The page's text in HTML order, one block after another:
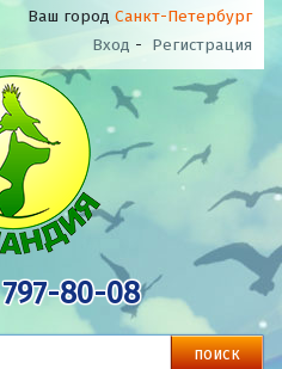
Ваш город Санкт-Петербург
Вход - Регистрация
80-08